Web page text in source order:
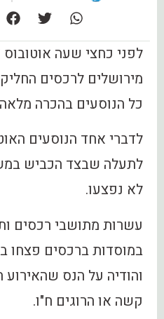
לפני כחצי שעה
כל הנוסעים בהכרה
לדברי אחד הנוסעים
לתעלה שבצד הכביש
לא נפצעו.
עשרות מתושבי רכסים
במוסדות ברכסים פצחו
והודיה על הנס
קשה או הרוגים ח"ו.